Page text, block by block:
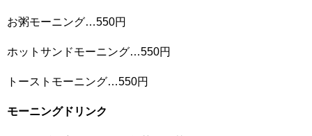
お粥モーニング…550円
ホットサンドモーニング…550円
トーストモーニング…550円
モーニングドリンク